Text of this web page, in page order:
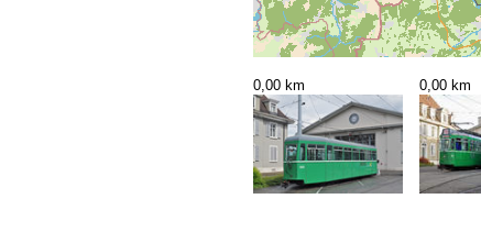
0,00 km 0,00 km